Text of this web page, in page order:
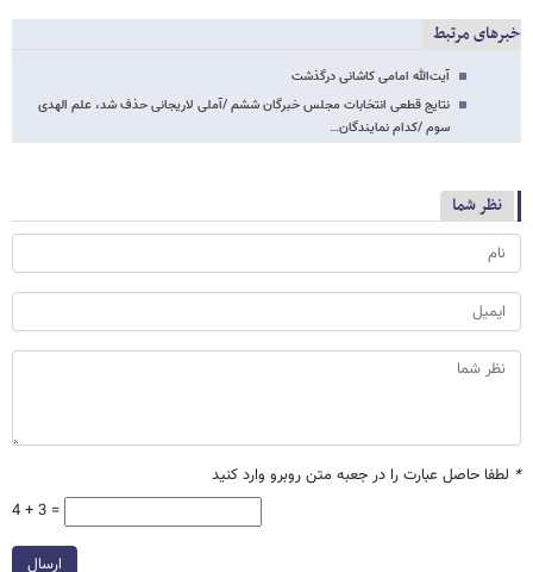
خبرهای مرتبط
آیت‌الله امامی کاشانی درگذشت
نتایج قطعی انتخابات مجلس خبرگان ششم /آملی لاریجانی حذف شد، علم الهدی
سوم /کدام نمایندگان…
نظر شما
* لطفا حاصل عبارت را در جعبه متن روبرو وارد کنید
4 + 3 =
ارسال